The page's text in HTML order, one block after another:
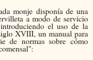
monje disponía de una
a modo de servicio
el uso de la
XVIII, un manual para
de normas sobre cómo